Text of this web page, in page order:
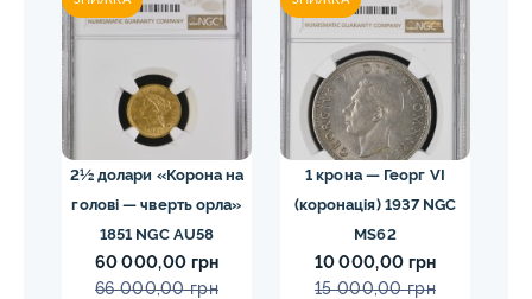
2½ долари «Корона на
голові — чверть орла»
1851 NGC AU58
60 000,00 грн
66 000,00 грн
1 крона — Георг VI
(коронація) 1937 NGC
MS62
10 000,00 грн
15 000,00 грн